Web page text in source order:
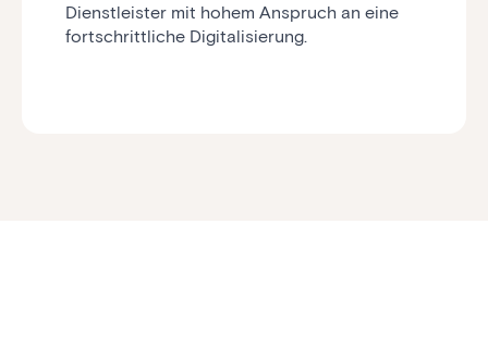
Dienstleister mit hohem Anspruch an eine
fortschrittliche Digitalisierung.